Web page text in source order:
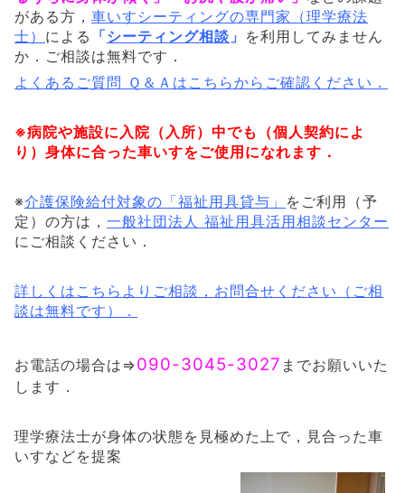
がある方， 車いすシーティングの専門家（理学療法
士） による 「シーティング相談 」 を利用してみません
か． ご相談は無料です．
よくあるご質問 Ｑ＆Ａはこちらからご確認ください．
※病院や施設に入院（入所）中でも（個人契約によ
り）身体に合った車いすをご使用になれます．
※介護保険給付対象の「福祉用具貸与」 をご利用（予
定）の方は， 一般社団法人 福祉用具活用相談センター
にご相談ください．
詳しくはこちらよりご相談，お問合せください（ご相
談は無料です）．
お電話の場合は⇒090-3045-3027 までお願いいた
します．
理学療法士が身体の状態を見極めた上で，見合った車
いすなどを提案